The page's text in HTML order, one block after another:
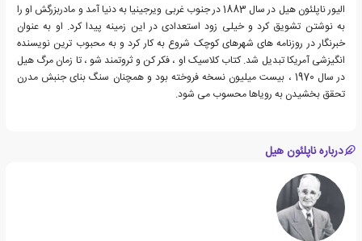
الیور ناپلئون هیل در سال 1883 در جنوب غربی ویرجینیا به دنیا آمد و مادربزرگش او را
به نوشتن تشویق کرد و خیلی زود استعدادی در این زمینه پیدا کرد. او به عنوان
خبرنگار در روزنامه های شهرهای کوچک شروع به کار کرد و به محبوب ترین نویسنده
انگیزشی آمریکا تبدیل شد. کتاب کلاسیک او ، فکر کن و ثروتمند شو ، تا زمان مرگ هیل
در سال 1970 ، بیست میلیون نسخه فروخته بود و همچنان سنگ بنای جنبش مدرن
تحقق بخشیدن به رویاها محسوب می شود.
درباره ناپلئون هیل